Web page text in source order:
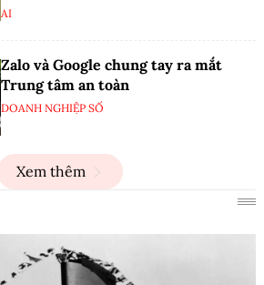
AI
Zalo và Google chung tay ra mắt
Trung tâm an toàn
DOANH NGHIỆP SỐ
Xem thêm